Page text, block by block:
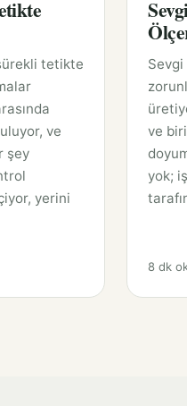
tetikte
ve
şey
yerini
ve
yok;
8 dk